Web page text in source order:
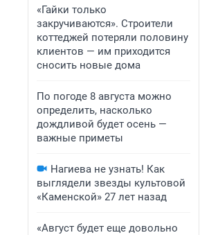
«Гайки только
закручиваются». Строители
коттеджей потеряли половину
клиентов — им приходится
сносить новые дома
По погоде 8 августа можно
определить, насколько
дождливой будет осень —
важные приметы
Нагиева не узнать! Как
выглядели звезды культовой
«Каменской» 27 лет назад
«Август будет еще довольно